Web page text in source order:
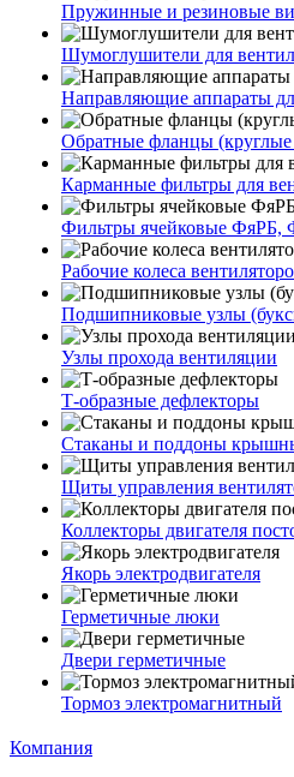
Пружинные и резиновые
Шумоглушители для
Направляющие аппараты
Обратные фланцы
Карманные фильтры для
Фильтры ячейковые
Рабочие колеса
Подшипниковые узлы
Узлы прохода вентиляции
Т-образные дефлекторы
Стаканы и поддоны
Щиты управления
Коллекторы двигателя
Якорь электродвигателя
Герметичные люки
Двери герметичные
Тормоз электромагнитный
Компания